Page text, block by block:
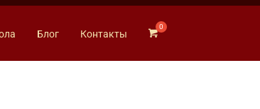
Блог Контакты